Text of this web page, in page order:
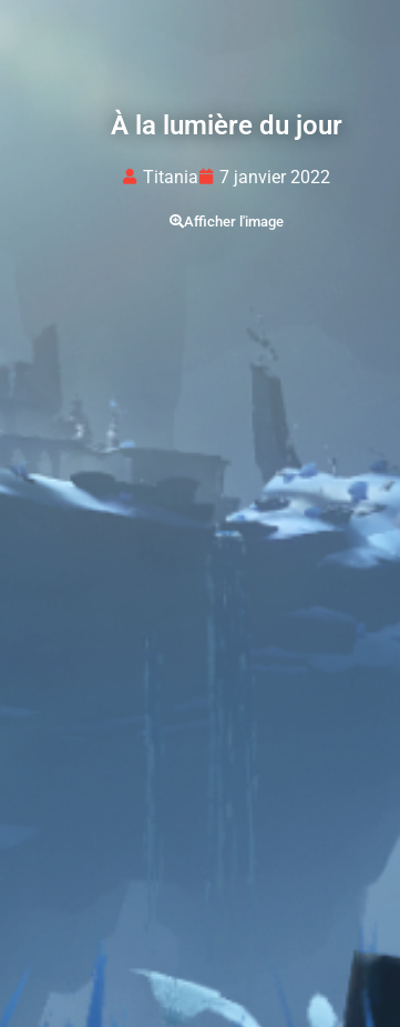
À la lumière du jour
Titania 7 janvier 2022
Afficher l'image